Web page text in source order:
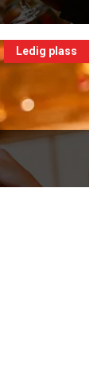
Ledig plass